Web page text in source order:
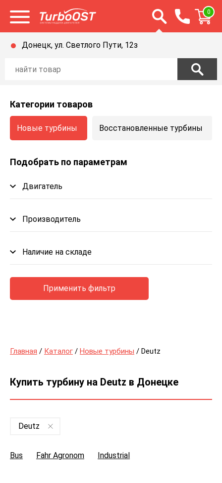
Открыть меню Открыть строку
0
Донецк, ул. Светлого Пути, 12з
Категории товаров
Новые турбины Восстановленные турбины
Подобрать по параметрам
Двигатель
Производитель
Наличие на складе
Применить фильтр
Главная / Каталог / Новые турбины / Deutz
Купить турбину на Deutz в Донецке
Deutz
Bus Fahr Agronom Industrial